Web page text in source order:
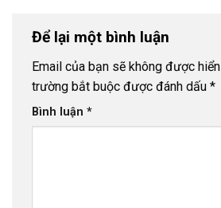
Để lại một bình luận
Email của bạn sẽ không được
trường bắt buộc được đánh dấu *
Bình luận *